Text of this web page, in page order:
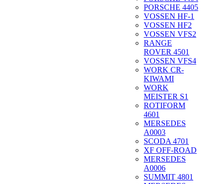
PORSCHE 4405
VOSSEN HF-1
VOSSEN HF2
VOSSEN VFS2
RANGE
ROVER 4501
VOSSEN VFS4
WORK CR-
KIWAMI
WORK
MEISTER S1
ROTIFORM
4601
MERSEDES
A0003
SCODA 4701
XF OFF-ROAD
MERSEDES
A0006
SUMMIT 4801